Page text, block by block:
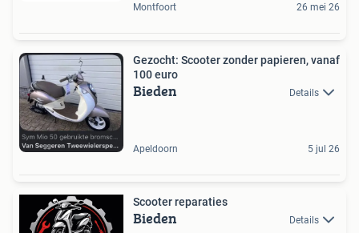
Montfoort 26 mei 26
Gezocht: Scooter zonder papieren, vanaf
100 euro
Bieden Details
Apeldoorn 5 jul 26
Scooter reparaties
Bieden Details